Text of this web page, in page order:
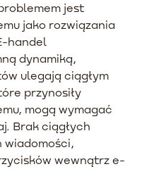
jest
jako rozwiązania
handel
dynamiką,
ulegają ciągłym
przynosiły
mogą wymagać
Brak ciągłych
wiadomości,
wewnątrz e-